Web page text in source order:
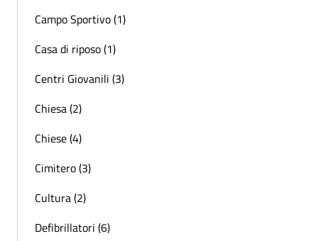
Campo Sportivo (1)
Casa di riposo (1)
Centri Giovanili (3)
Chiesa (2)
Chiese (4)
Cimitero (3)
Cultura (2)
Defibrillatori (6)